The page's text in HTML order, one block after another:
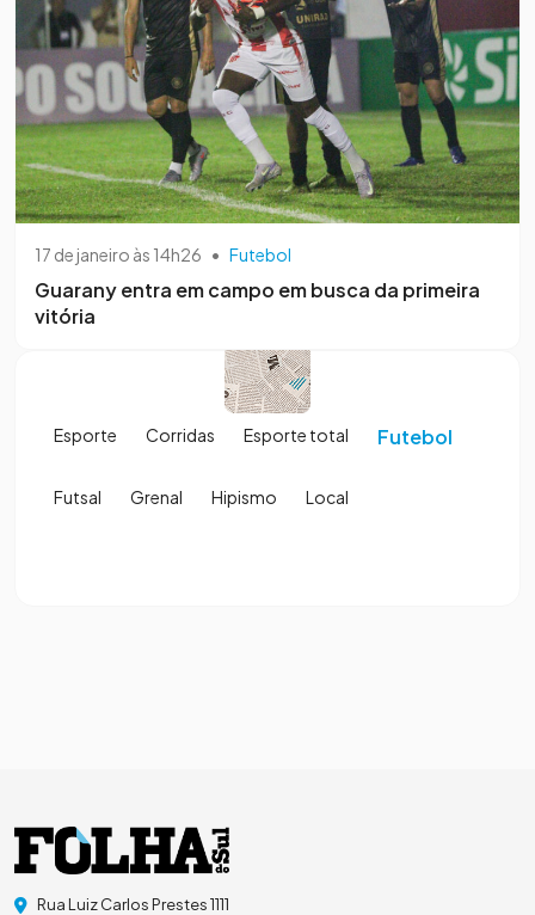
17 de janeiro às 14h26 • Futebol
Guarany entra em campo em busca da primeira
vitória
Esporte Corridas Esporte total Futebol
Futsal Grenal Hipismo Local
Rua Luiz Carlos Prestes 1111